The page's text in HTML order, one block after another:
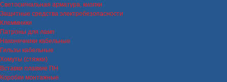
Светосигнальная арматура, кнопки
Защитные средства электробезопасности
Клеммники
Патроны для ламп
Наконечники кабельные
Гильзы кабельные
Хомуты (стяжки)
Вставки плавкие ПН
Коробки монтажные